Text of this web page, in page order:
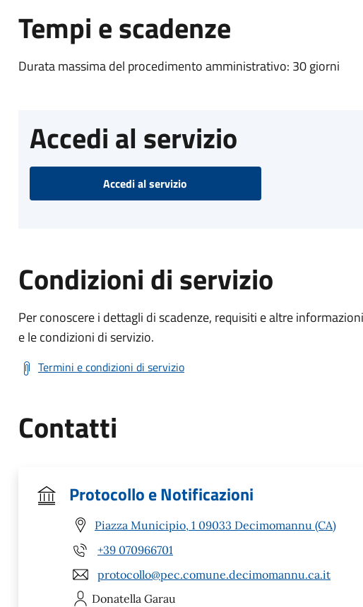
Tempi e scadenze
Durata massima del procedimento amministrativo: 30 giorni
Accedi al servizio
Accedi al servizio
Condizioni di servizio
Per conoscere i dettagli di scadenze, requisiti e altre
e le condizioni di servizio.
Termini e condizioni di servizio
Contatti
Protocollo e Notificazioni
Piazza Municipio, 1 09033 Decimomannu (CA)
+39 070966701
protocollo@pec.comune.decimomannu.ca.it
Donatella Garau